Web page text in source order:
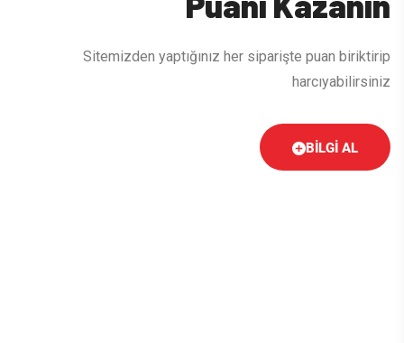
Sitemizden yaptığınız her siparişte puan biriktirip
harcıyabilirsiniz
BILGI AL